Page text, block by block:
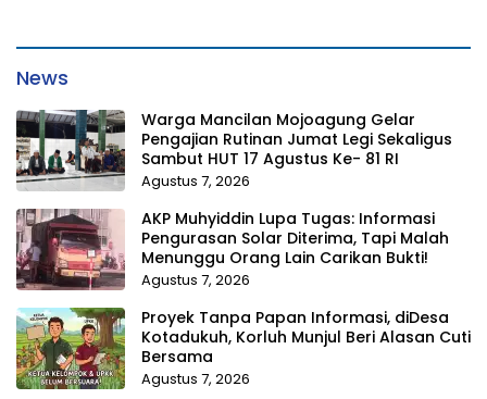
News
Warga Mancilan Mojoagung Gelar
Pengajian Rutinan Jumat Legi Sekaligus
Sambut HUT 17 Agustus Ke- 81 RI
Agustus 7, 2026
AKP Muhyiddin Lupa Tugas: Informasi
Pengurasan Solar Diterima, Tapi Malah
Menunggu Orang Lain Carikan Bukti!
Agustus 7, 2026
Proyek Tanpa Papan Informasi, diDesa
Kotadukuh, Korluh Munjul Beri Alasan Cuti
Bersama
Agustus 7, 2026